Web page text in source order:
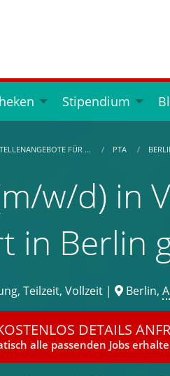
Stipendium
FÜR … PTA
w/d) in
in Berlin
Teilzeit, Vollzeit | Berlin,
DETAILS
alle passenden Jobs